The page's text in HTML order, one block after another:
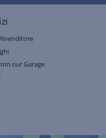
our Garage